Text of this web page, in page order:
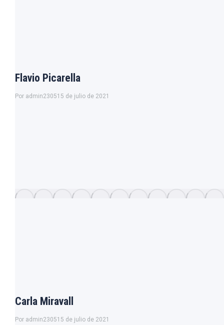
Flavio Picarella
Por admin230515 de julio de 2021
Carla Miravall
Por admin230515 de julio de 2021